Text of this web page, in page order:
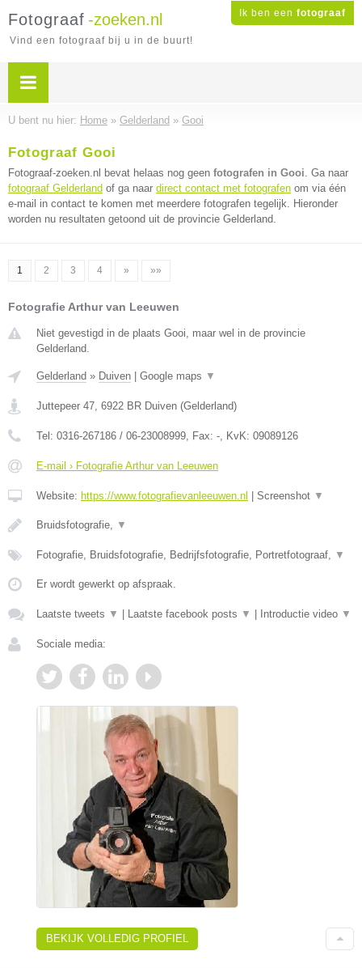
Ik ben een fotograaf
Fotograaf -zoeken.nl
Vind een fotograaf bij u in de buurt!
U bent nu hier: Home » Gelderland » Gooi
Fotograaf Gooi
Fotograaf-zoeken.nl bevat helaas nog geen fotografen in Gooi. Ga naar
fotograaf Gelderland of ga naar direct contact met fotografen om via één
e-mail in contact te komen met meerdere fotografen tegelijk. Hieronder
worden nu resultaten getoond uit de provincie Gelderland.
1 2 3 4 » »»
Fotografie Arthur van Leeuwen
Niet gevestigd in de plaats Gooi, maar wel in de provincie
Gelderland.
Gelderland » Duiven Google maps ▼
Juttepeer 47, 6922 BR Duiven (Gelderland)
Tel: 0316-267186 / 06-23008999, Fax: -, KvK: 09089126
E-mail › Fotografie Arthur van Leeuwen
Website: https://www.fotografievanleeuwen.nl Screenshot ▼
Bruidsfotografie, ▼
Fotografie, Bruidsfotografie, Bedrijfsfotografie, Portretfotograaf, ▼
Er wordt gewerkt op afspraak.
Laatste tweets ▼ Laatste facebook posts ▼ Introductie video ▼
Sociale media:
BEKIJK VOLLEDIG PROFIEL